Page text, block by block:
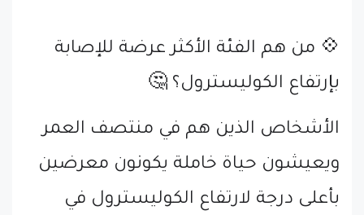
💠 من هم الفئة الأكثر عرضة للإصابة
بإرتفاع الكوليسترول؟ 🤔
الأشخاص الذين هم في منتصف العمر
ويعيشون حياة خاملة يكونون معرضين
بأعلى درجة لارتفاع الكوليسترول في